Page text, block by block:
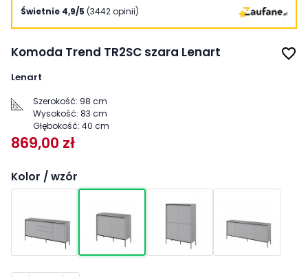
Świetnie 4,9/5 (3442 opinii)
Komoda Trend TR2SC szara Lenart favorite_border
Lenart
Szerokość: 98 cm
Wysokość: 83 cm
Głębokość: 40 cm
869,00 zł
Kolor / wzór